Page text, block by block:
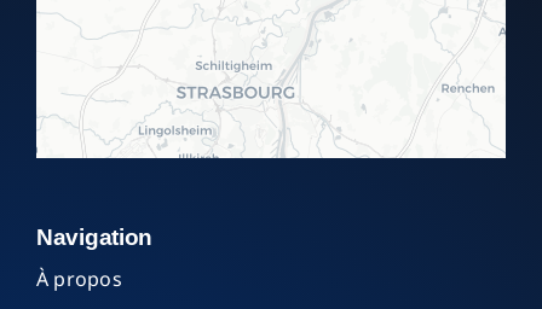
Navigation
À propos